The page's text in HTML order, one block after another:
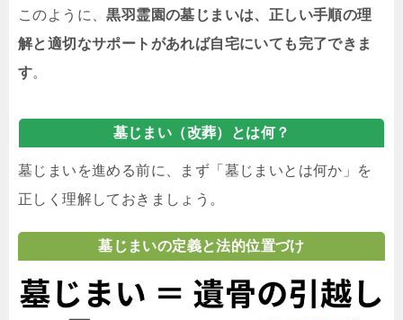
このように、黒羽霊園の墓じまいは、正しい手順の理
解と適切なサポートがあれば自宅にいても完了できま
す。
墓じまい（改葬）とは何？
墓じまいを進める前に、まず「墓じまいとは何か」を
正しく理解しておきましょう。
墓じまいの定義と法的位置づけ